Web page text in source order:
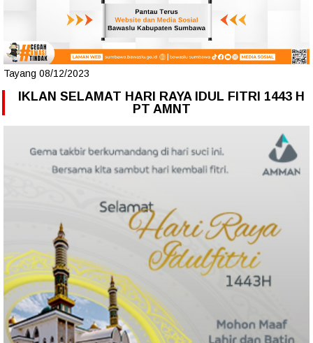
Tayang 08/12/2023
IKLAN SELAMAT HARI RAYA IDUL FITRI 1443 H
PT AMNT